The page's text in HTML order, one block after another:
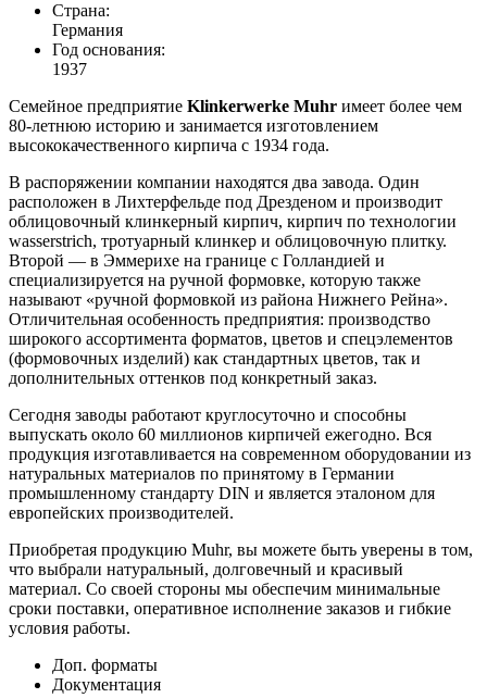
Страна:
Германия
Год основания:
1937
Семейное предприятие Klinkerwerke Muhr имеет более чем
80-летнюю историю и занимается изготовлением
высококачественного кирпича с 1934 года.
В распоряжении компании находятся два завода. Один
расположен в Лихтерфельде под Дрезденом и производит
облицовочный клинкерный кирпич, кирпич по технологии
wasserstrich, тротуарный клинкер и облицовочную плитку.
Второй — в Эммерихе на границе с Голландией и
специализируется на ручной формовке, которую также
называют «ручной формовкой из района Нижнего Рейна».
Отличительная особенность предприятия: производство
широкого ассортимента форматов, цветов и спецэлементов
(формовочных изделий) как стандартных цветов, так и
дополнительных оттенков под конкретный заказ.
Сегодня заводы работают круглосуточно и способны
выпускать около 60 миллионов кирпичей ежегодно. Вся
продукция изготавливается на современном оборудовании из
натуральных материалов по принятому в Германии
промышленному стандарту DIN и является эталоном для
европейских производителей.
Приобретая продукцию Muhr, вы можете быть уверены в том,
что выбрали натуральный, долговечный и красивый
материал. Со своей стороны мы обеспечим минимальные
сроки поставки, оперативное исполнение заказов и гибкие
условия работы.
Доп. форматы
Документация